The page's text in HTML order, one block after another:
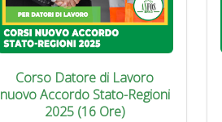
Corso Datore di Lavoro
nuovo Accordo Stato-Regioni
2025 (16 Ore)